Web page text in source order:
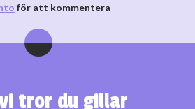
för att kommentera
tror du gillar